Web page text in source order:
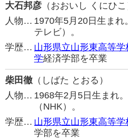
大石邦彦 （おおいし くにひこ
人物… 1970年5月20日生ま
テレビ）。
学歴… 山形県立山形東高等学
学経済学部を卒業
柴田徹 （しばた とおる）
人物… 1968年2月5日生まれ
（NHK）。
学歴… 山形県立山形東高等学
学部を卒業